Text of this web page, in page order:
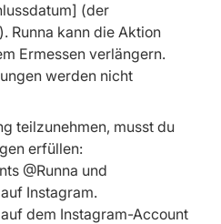
(der
Runna kann die Aktion
Ermessen verlängern.
werden nicht
teilzunehmen, musst du
erfüllen:
@Runna und
Instagram.
dem Instagram-Account